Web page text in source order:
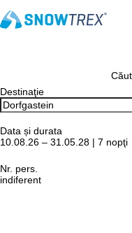
Destinaţie
Data și durata
10.08.26 – 31.05.28 | 7 nopţi
Nr. pers.
indiferent